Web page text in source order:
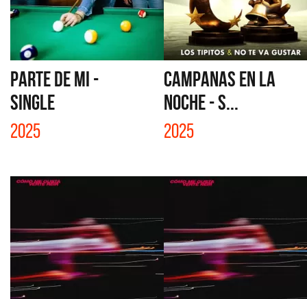
PARTE DE MI -
SINGLE
2025
CAMPANAS EN LA
NOCHE - S...
2025